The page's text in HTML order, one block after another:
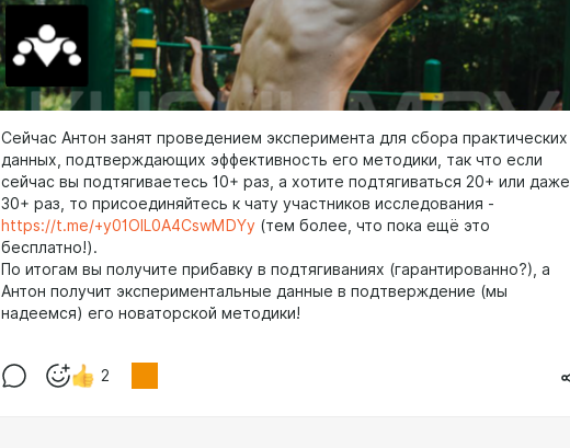
Сейчас Антон занят проведением эксперимента для сбора практических
данных, подтверждающих эффективность его методики, так что если
сейчас вы подтягиваетесь 10+ раз, а хотите подтягиваться 20+ или даже
30+ раз, то присоединяйтесь к чату участников исследования -
https://t.me/+y01OlL0A4CswMDYy (тем более, что пока ещё это
бесплатно!).
По итогам вы получите прибавку в подтягиваниях (гарантированно?), а
Антон получит экспериментальные данные в подтверждение (мы
надеемся) его новаторской методики!
2